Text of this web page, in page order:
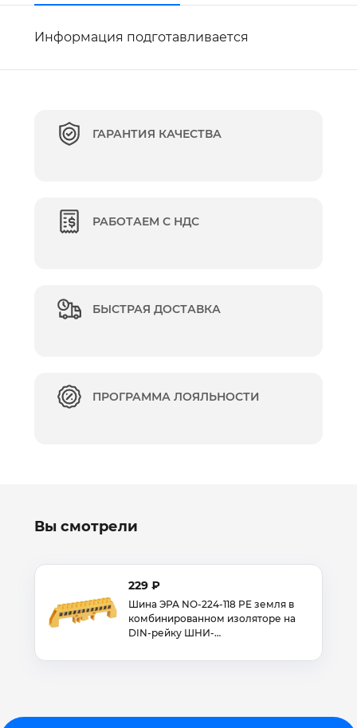
Информация подготавливается
ГАРАНТИЯ КАЧЕСТВА
РАБОТАЕМ С НДС
БЫСТРАЯ ДОСТАВКА
ПРОГРАММА ЛОЯЛЬНОСТИ
Вы смотрели
229 ₽
Шина ЭРА NO-224-118 PE земля в
комбинированном изоляторе на
DIN-рейку ШНИ-…